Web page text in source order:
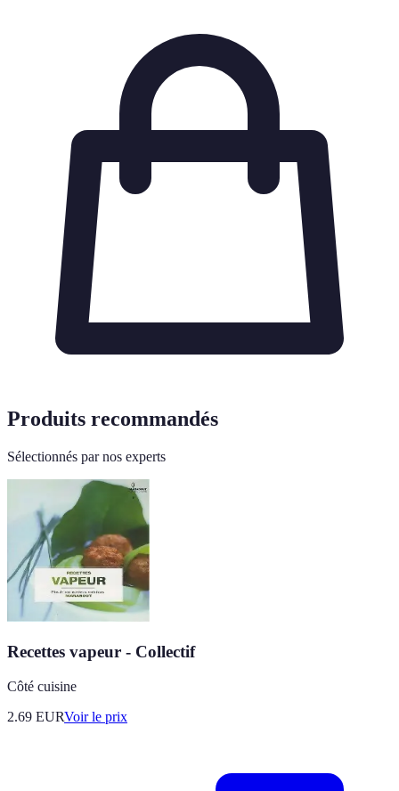
Produits recommandés
Sélectionnés par nos experts
Recettes vapeur - Collectif
Côté cuisine
2.69 EURVoir le prix